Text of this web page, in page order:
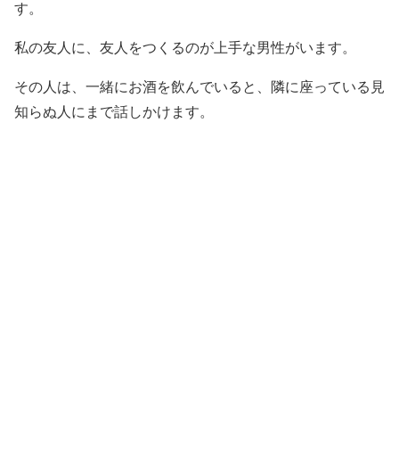
す。
私の友人に、友人をつくるのが上手な男性がいます。
その人は、一緒にお酒を飲んでいると、隣に座っている見
知らぬ人にまで話しかけます。